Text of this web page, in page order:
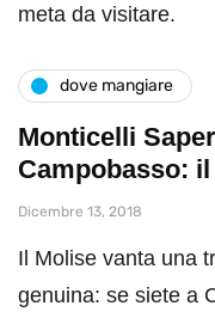
meta da visitare.
dove mangiare
Monticelli
Campobasso:
Dicembre 13, 2018
Il Molise vanta una
genuina: se siete a